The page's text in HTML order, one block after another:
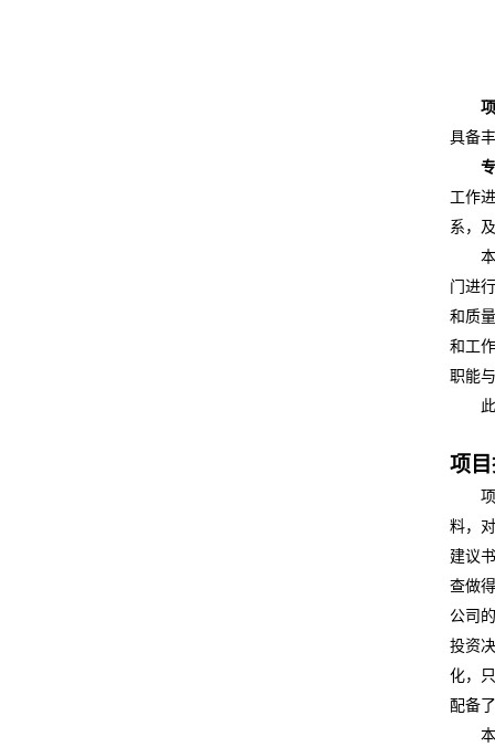
具备
工作
系，
门进
和质
和工
职能
项
料，
建议
查做
公司
投资
化，
配备